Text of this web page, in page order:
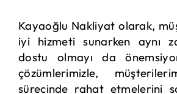
Kayaoğlu Nakliyat olarak,
iyi hizmeti sunarken aynı
dostu olmayı da
çözümlerimizle,
sürecinde rahat etmelerini